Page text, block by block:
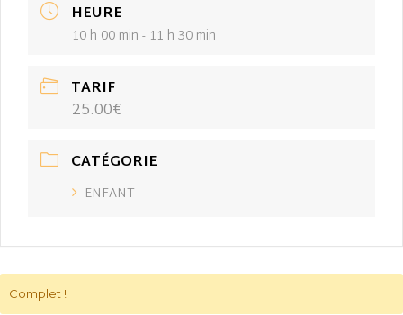
HEURE
10 h 00 min - 11 h 30 min
TARIF
25.00€
CATÉGORIE
ENFANT
Complet !